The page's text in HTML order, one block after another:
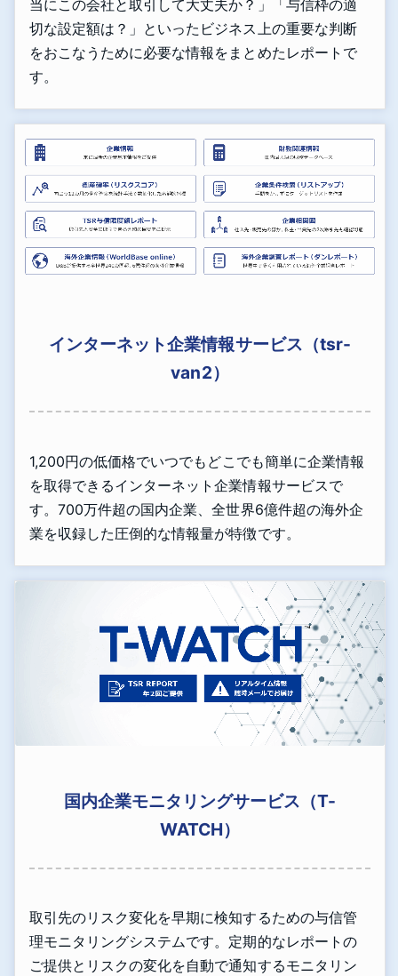
当にこの会社と取引して大丈夫か？」「与信枠の適
切な設定額は？」といったビジネス上の重要な判断
をおこなうために必要な情報をまとめたレポートで
す。
インターネット企業情報サービス（tsr-
van2）
1,200円の低価格でいつでもどこでも簡単に企業情報
を取得できるインターネット企業情報サービスで
す。700万件超の国内企業、全世界6億件超の海外企
業を収録した圧倒的な情報量が特徴です。
国内企業モニタリングサービス（T-
WATCH）
取引先のリスク変化を早期に検知するための与信管
理モニタリングシステムです。定期的なレポートの
ご提供とリスクの変化を自動で通知するモニタリン